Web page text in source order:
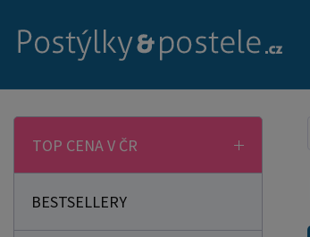
TOP CENA V ČR
BESTSELLERY